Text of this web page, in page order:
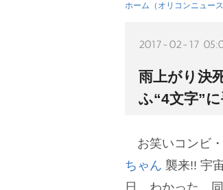
ホーム（オリコンニュース
2017-02-17
雨上がり決
ふ“4文字”に
お笑いコンビ・
ちゃん 襲来!! 宇
日、わかった。